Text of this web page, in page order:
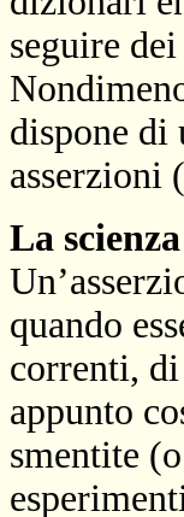
seguire
dispone di
asserzioni
La
quando
correnti, di
appunto
smentite